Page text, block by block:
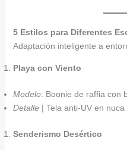
5 Estilos para Diferentes
Adaptación inteligente a
Playa con Viento
Modelo: Boonie de raffia con
Detalle| Tela anti-UV en nuca
Senderismo Desértico